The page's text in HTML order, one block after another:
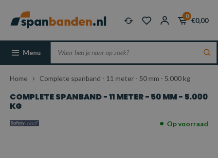
0
€0,00
Menu
Home Complete spanband - 11 meter - 50 mm - 5.000 kg
COMPLETE SPANBAND - 11 METER - 50 MM - 5.000
KG
Op voorraad